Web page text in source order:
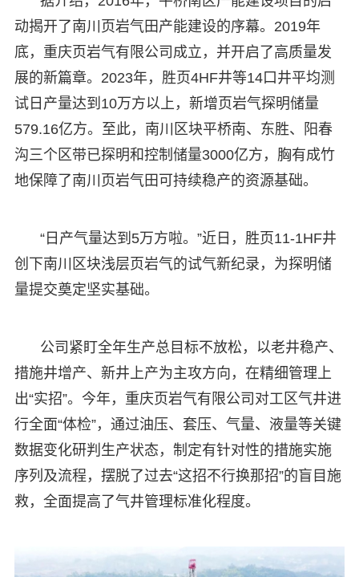
动揭开了南川页岩气田产能建设的序幕。2019年
底，重庆页岩气有限公司成立，并开启了高质量发
展的新篇章。2023年，胜页4HF井等14口井平均测
试日产量达到10万方以上，新增页岩气探明储量
579.16亿方。至此，南川区块平桥南、东胜、阳春
沟三个区带已探明和控制储量3000亿方，胸有成竹
地保障了南川页岩气田可持续稳产的资源基础。
“日产气量达到5万方啦。”近日，胜页11-1HF井
创下南川区块浅层页岩气的试气新纪录，为探明储
量提交奠定坚实基础。
公司紧盯全年生产总目标不放松，以老井稳产、
措施井增产、新井上产为主攻方向，在精细管理上
出“实招”。今年，重庆页岩气有限公司对工区气井进
行全面“体检”，通过油压、套压、气量、液量等关键
数据变化研判生产状态，制定有针对性的措施实施
序列及流程，摆脱了过去“这招不行换那招”的盲目施
救，全面提高了气井管理标准化程度。